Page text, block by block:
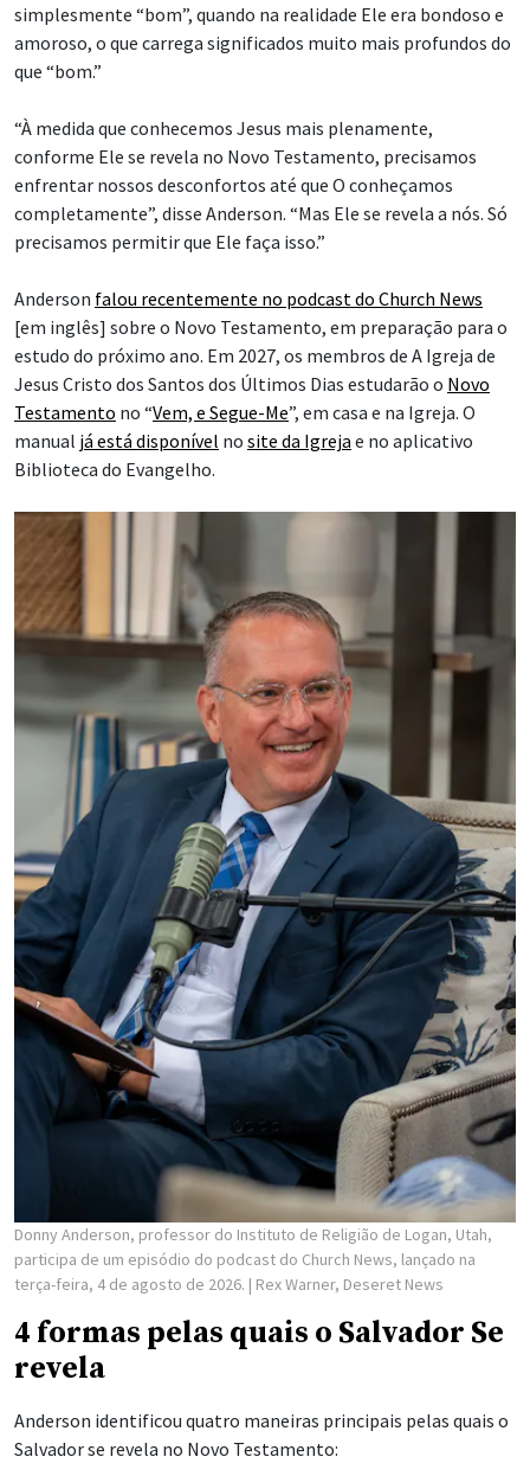
simplesmente “bom”, quando na realidade Ele era bondoso e
amoroso, o que carrega significados muito mais profundos do
que “bom.”
“À medida que conhecemos Jesus mais plenamente,
conforme Ele se revela no Novo Testamento, precisamos
enfrentar nossos desconfortos até que O conheçamos
completamente”, disse Anderson. “Mas Ele se revela a nós. Só
precisamos permitir que Ele faça isso.”
Anderson falou recentemente no podcast do Church News
[em inglês] sobre o Novo Testamento, em preparação para o
estudo do próximo ano. Em 2027, os membros de A Igreja de
Jesus Cristo dos Santos dos Últimos Dias estudarão o Novo
Testamento no “Vem, e Segue-Me”, em casa e na Igreja. O
manual já está disponível no site da Igreja e no aplicativo
Biblioteca do Evangelho.
Donny Anderson, professor do Instituto de Religião de Logan, Utah,
participa de um episódio do podcast do Church News, lançado na
terça-feira, 4 de agosto de 2026. | Rex Warner, Deseret News
4 formas pelas quais o Salvador Se
revela
Anderson identificou quatro maneiras principais pelas quais o
Salvador se revela no Novo Testamento: